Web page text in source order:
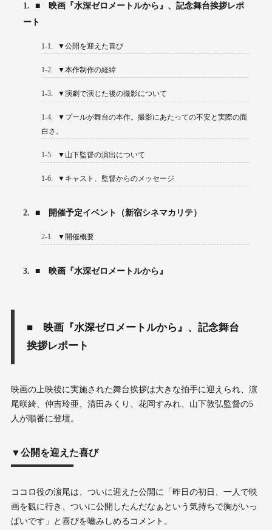
1.
■ 映画『水深ゼロメートルから』、記念舞台挨拶レポ
ート
1-1. ▼公開を迎えた喜び
1-2. ▼本作制作の経緯
1-3. ▼演劇で演じた後の撮影について
1-4.
▼プールが舞台の本作。撮影にあたっての不安と実際の面
白さ。
1-5. ▼山下監督の演出について
1-6. ▼キャスト、監督からのメッセージ
2. ■ 開催予定イベント（新宿シネマカリテ）
2-1. ▼開催概要
3. ■ 映画『水深ゼロメートルから』
■
映画『水深ゼロメートルから』、記念舞台
挨拶レポート
映画の上映後に実施された舞台挨拶は大きな拍手に迎えられ、濵
尾咲綺、仲吉玲亜、清田みくり、花岡すみれ、山下敦弘監督の5
人が順番に登壇。
▼公開を迎えた喜び
ココロ役の濵尾は、ついに迎えた公開に「昨日の初日、一人で映
画を観に行き、ついに公開したんだなぁという気持ちで胸がいっ
ぱいです」と喜びを嚙みしめるコメント。